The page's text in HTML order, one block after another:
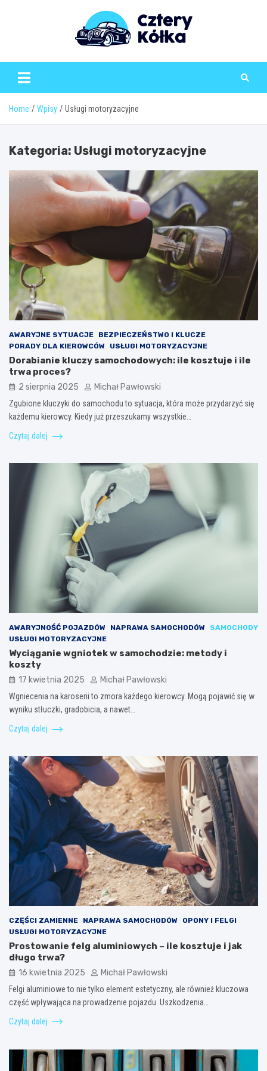
Home Wpisy Usługi motoryzacyjne
Kategoria: Usługi motoryzacyjne
AWARYJNE SYTUACJE
BEZPIECZEŃSTWO I KLUCZE
PORADY DLA KIEROWCÓW
USŁUGI MOTORYZACYJNE
Dorabianie kluczy samochodowych: ile kosztuje i ile
trwa proces?
2 sierpnia 2025 Michał Pawłowski
Zgubione kluczyki do samochodu to sytuacja, która może przydarzyć się
każdemu kierowcy. Kiedy już przeszukamy wszystkie…
Czytaj dalej
AWARYJNOŚĆ POJAZDÓW NAPRAWA SAMOCHODÓW
SAMOCHODY
USŁUGI MOTORYZACYJNE
Wyciąganie wgniotek w samochodzie: metody i
koszty
17 kwietnia 2025 Michał Pawłowski
Wgniecenia na karoserii to zmora każdego kierowcy. Mogą pojawić się w
wyniku stłuczki, gradobicia, a nawet…
Czytaj dalej
CZĘŚCI ZAMIENNE NAPRAWA SAMOCHODÓW
OPONY I FELGI
USŁUGI MOTORYZACYJNE
Prostowanie felg aluminiowych – ile kosztuje i jak
długo trwa?
16 kwietnia 2025 Michał Pawłowski
Felgi aluminiowe to nie tylko element estetyczny, ale również kluczowa
część wpływająca na prowadzenie pojazdu. Uszkodzenia…
Czytaj dalej